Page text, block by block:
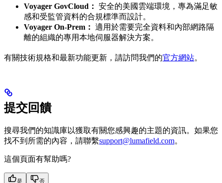
Voyager GovCloud： 安全的美國雲端環境，專為滿足敏
感和受監管資料的合規標準而設計。
Voyager On-Prem： 適用於需要完全資料和內部網路隔
離的組織的專用本地伺服器解決方案。
有關技術規格和最新功能更新，請訪問我們的官方網站。
提交回饋
搜尋我們的知識庫以獲取有關您感興趣的主題的資訊。如果您
找不到所需的內容，請聯繫support@lumafield.com。
這個頁面有幫助嗎?
是 否